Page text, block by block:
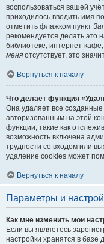
воспользоваться вашей
приходилось вводить имя
отметить флажком пункт
рекомендуется делать это
библиотеке, интернет-
меня отсутствует, это
Вернуться к началу
Что делает функция
Она удаляет все
авторизованным на этой
функции, такие как
возможность включена
трудности со входом или
удаление cookies может
Вернуться к началу
Параметры и
Как мне изменить мои
Если вы являетесь
настройки хранятся в